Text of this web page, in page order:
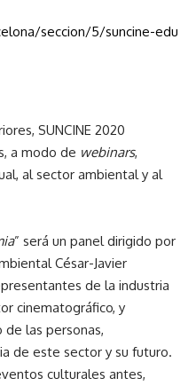
seccion/5/suncine-edu
SUNCINE 2020
a modo de webinars,
al sector ambiental y al
” será un panel dirigido por
César-Javier
de la industria
cinematográfico, y
las personas,
de este sector y su futuro.
culturales antes,